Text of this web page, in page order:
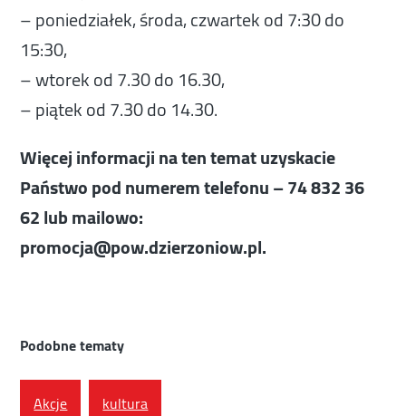
– poniedziałek, środa, czwartek od 7:30 do
15:30,
– wtorek od 7.30 do 16.30,
– piątek od 7.30 do 14.30.
Więcej informacji na ten temat uzyskacie
Państwo pod numerem telefonu – 74 832 36
62 lub mailowo:
promocja@pow.dzierzoniow.pl.
Podobne tematy
Akcje kultura